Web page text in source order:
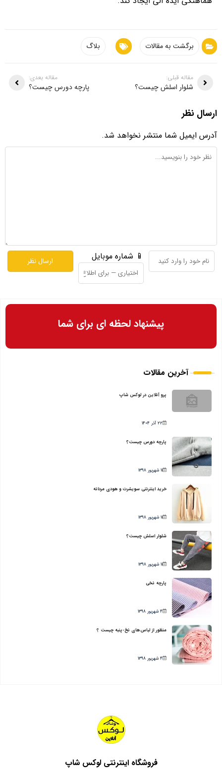
برگشت به مقالات بلاگ
مقاله قبلی:
شلوار اسلش چیست؟
مقاله بعدی:
پارچه دورس چیست؟
ارسال نظر
آدرس ایمیل شما منتشر نخواهد شد.
📱 شماره موبایل
پیشنهاد لحظه ای برای شما
آخرین مقالات
پرو آنلاین در لوکس شاپ
22 آذر 1404
پارچه دورس چیست؟
11 شهریور 1398
خرید اینترنتی سویشرت و هودی مردانه
11 شهریور 1398
شلوار اسلش چیست؟
11 شهریور 1398
پارچه نخی
4 شهریور 1398
منظور از لباس‌های نخ-پنبه چیست ؟
4 شهریور 1398
فروشگاه اینترنتی لوکس شاپ